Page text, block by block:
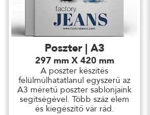
Poszter | A3
297 mm X 420 mm
A poszter készítés
felülmúlhatatlanul egyszerű az
A3 méretű poszter sablonjaink
segítségével. Több száz elem
és kiegészítő vár rád.